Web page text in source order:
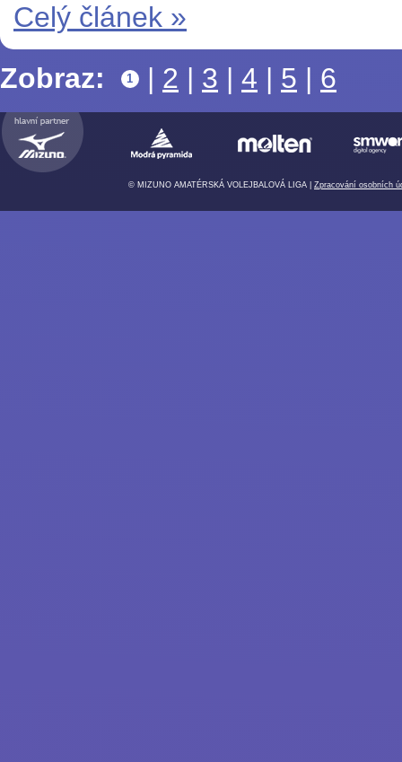
Celý článek »
Zobraz:
1 | 2 | 3 | 4 | 5 | 6
© MIZUNO AMATÉRSKÁ VOLEJBALOVÁ LIGA | Zpracování osobních